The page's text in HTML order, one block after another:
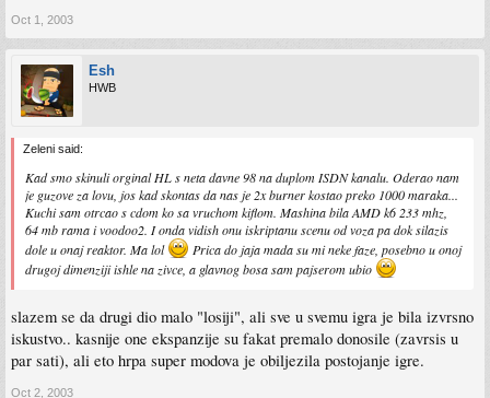
Oct 1, 2003
Esh
HWB
Zeleni said:
Kad smo skinuli orginal HL s neta davne 98 na duplom ISDN kanalu. Oderao nam
je guzove za lovu, jos kad skontas da nas je 2x burner kostao preko 1000 maraka...
Kuchi sam otrcao s cdom ko sa vruchom kiflom. Mashina bila AMD k6 233 mhz,
64 mb rama i voodoo2. I onda vidish onu iskriptanu scenu od voza pa dok silazis
dole u onaj reaktor. Ma lol
Prica do jaja mada su mi neke faze, posebno u onoj
drugoj dimenziji ishle na zivce, a glavnog bosa sam pajserom ubio
slazem se da drugi dio malo "losiji", ali sve u svemu igra je bila izvrsno
iskustvo.. kasnije one ekspanzije su fakat premalo donosile (zavrsis u
par sati), ali eto hrpa super modova je obiljezila postojanje igre.
Oct 2, 2003